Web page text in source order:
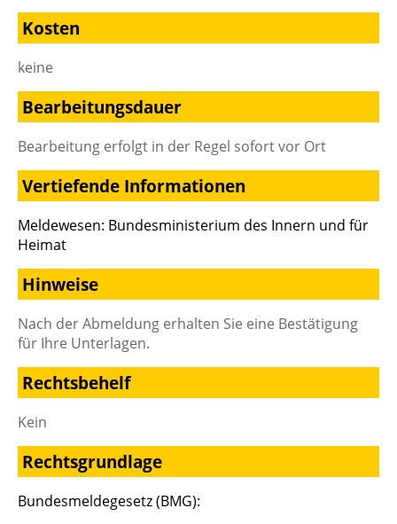
Kosten
keine
Bearbeitungsdauer
Bearbeitung erfolgt in der Regel sofort vor Ort
Vertiefende Informationen
Meldewesen: Bundesministerium des Innern und für
Heimat
Hinweise
Nach der Abmeldung erhalten Sie eine Bestätigung
für Ihre Unterlagen.
Rechtsbehelf
Kein
Rechtsgrundlage
Bundesmeldegesetz (BMG):